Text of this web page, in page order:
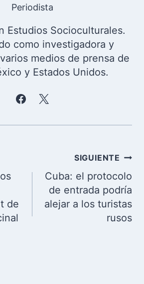
Periodista
Estudios Socioculturales.
como investigadora y
medios de prensa de
y Estados Unidos.
de
SIGUIENTE
Cuba: el protocolo
de entrada podría
alejar a los turistas
rusos